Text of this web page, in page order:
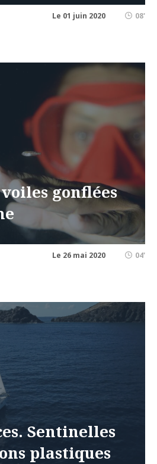
Le 01 juin 2020 08'
gonflées
Le 26 mai 2020 04'
Sentinelles
plastiques